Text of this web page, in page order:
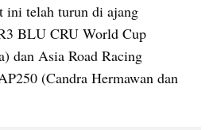
ini telah turun di ajang
BLU CRU World Cup
dan Asia Road Racing
(Candra Hermawan dan